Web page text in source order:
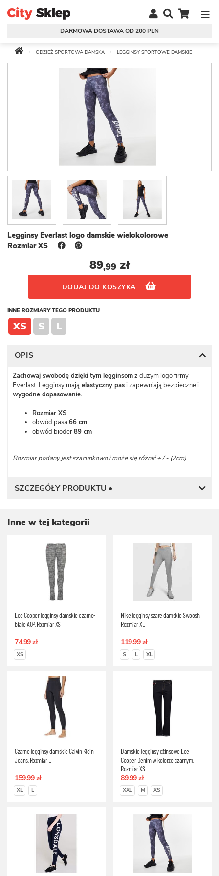
DARMOWA DOSTAWA OD 200 PLN
ODZIEŻ SPORTOWA DAMSKA LEGGINSY SPORTOWE DAMSKIE
Legginsy Everlast logo damskie wielokolorowe
Rozmiar XS
89,99zł
DODAJ DO KOSZYKA
INNE ROZMIARY TEGO PRODUKTU
XS S L
OPIS
Zachowaj swobodę dzięki tym legginsomz dużym logo firmy
Everlast. Legginsy mają elastyczny pasi zapewniają bezpieczne i
wygodne dopasowanie.
Rozmiar XS
obwód pasa 66 cm
obwód bioder89 cm
Rozmiar podany jest szacunkowo i może się różnić + / - (2cm)
SZCZEGÓŁY PRODUKTU •
Inne w tej kategorii
Lee Cooper legginsy damskie czarno-
białe AOP, Rozmiar XS
74.99 zł
XS
Nike legginsy szare damskie Swoosh,
Rozmiar XL
119.99 zł
S L XL
Czarne legginsy damskie Calvin Klein
Jeans, Rozmiar L
159.99 zł
XL L
Damskie legginsy dżinsowe Lee
Cooper Denim w kolorze czarnym,
Rozmiar XS
89.99 zł
XXL M XS